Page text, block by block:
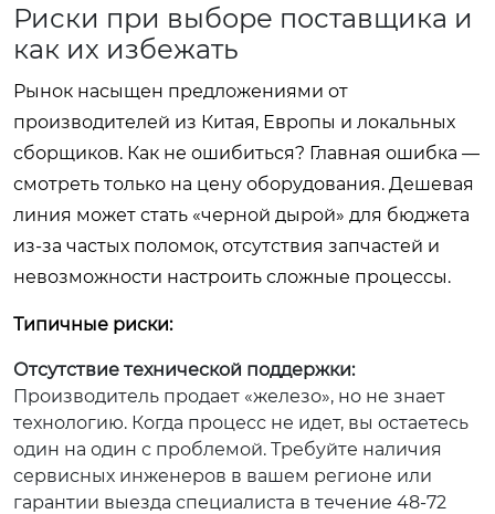
Риски при выборе поставщика и
как их избежать
Рынок насыщен предложениями от
производителей из Китая, Европы и локальных
сборщиков. Как не ошибиться? Главная ошибка —
смотреть только на цену оборудования. Дешевая
линия может стать «черной дырой» для бюджета
из-за частых поломок, отсутствия запчастей и
невозможности настроить сложные процессы.
Типичные риски:
Отсутствие технической поддержки:
Производитель продает «железо», но не знает
технологию. Когда процесс не идет, вы остаетесь
один на один с проблемой. Требуйте наличия
сервисных инженеров в вашем регионе или
гарантии выезда специалиста в течение 48-72